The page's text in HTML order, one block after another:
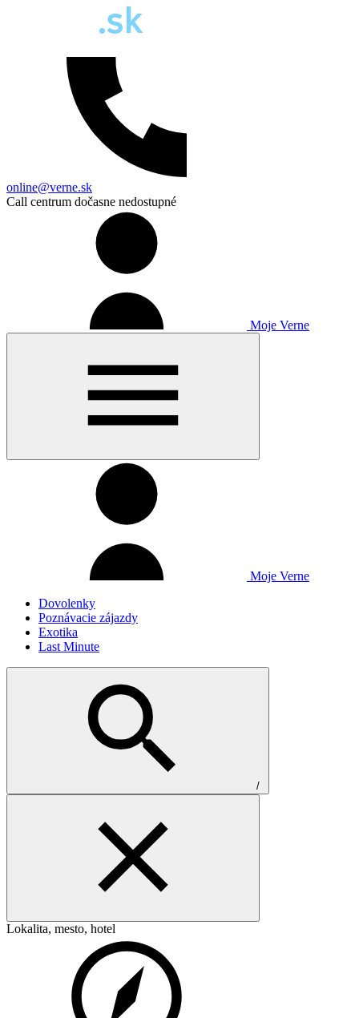
online@verne.sk
Call centrum dočasne nedostupné
Moje Verne
Moje Verne
Dovolenky
Poznávacie zájazdy
Exotika
Last Minute
/
Lokalita, mesto, hotel